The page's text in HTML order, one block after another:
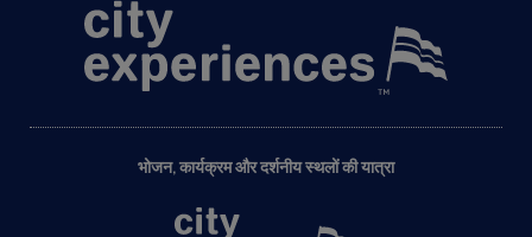
भोजन, कार्यक्रम और दर्शनीय स्थलों की यात्रा